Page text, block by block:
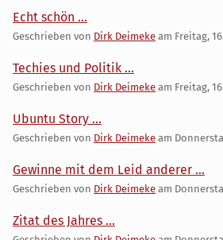
Echt schön ...
Geschrieben von Dirk Deimeke am Freitag,
Techies und Politik ...
Geschrieben von Dirk Deimeke am Freitag,
Ubuntu Story ...
Geschrieben von Dirk Deimeke am
Gewinne mit dem Leid anderer ...
Geschrieben von Dirk Deimeke am
Zitat des Jahres ...